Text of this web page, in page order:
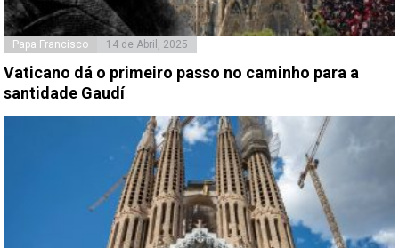
Papa Francisco 14 de Abril, 2025
Vaticano dá o primeiro passo no caminho para a
santidade Gaudí